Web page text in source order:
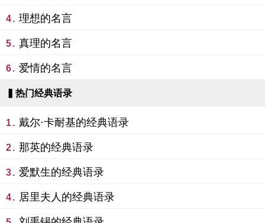
4. 理想的名言
5. 真理的名言
6. 爱情的名言
▍热门经典语录
1. 戴尔·卡耐基的经典语录
2. 那英的经典语录
3. 爱默生的经典语录
4. 居里夫人的经典语录